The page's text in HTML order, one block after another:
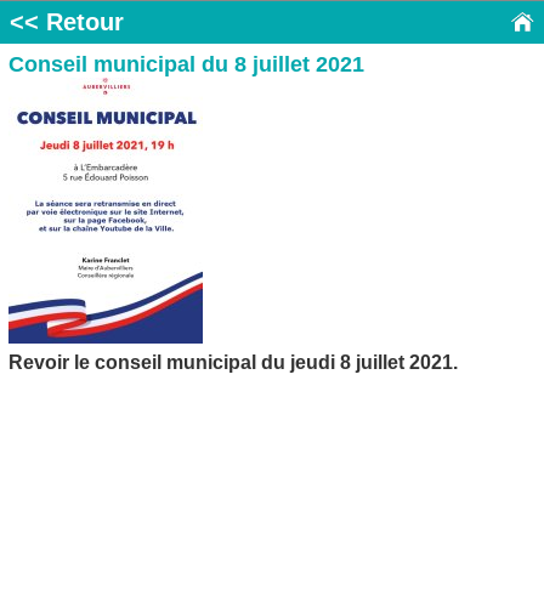
<< Retour
Conseil municipal du 8 juillet 2021
Revoir le conseil municipal du jeudi 8 juillet 2021.